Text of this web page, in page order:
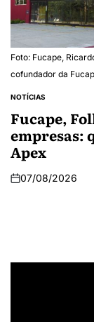
Foto: Fucape,
cofundador da
NOTÍCIAS
Fucape,
empresas:
Apex
07/08/2026